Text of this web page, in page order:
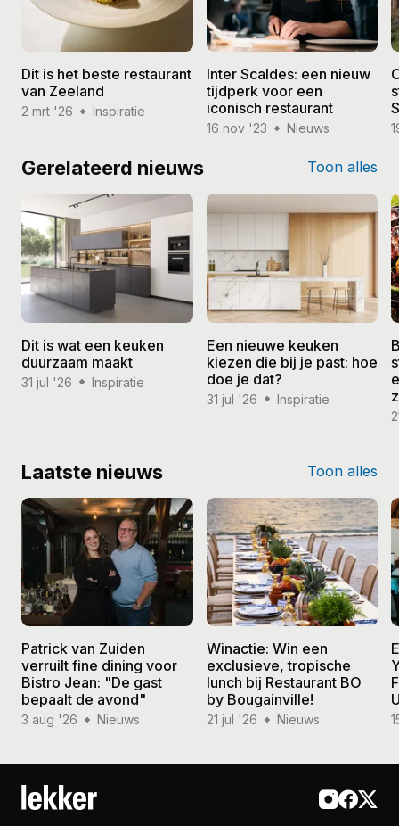
Dit is het beste restaurant
van Zeeland
2 mrt '26 Inspiratie
Inter Scaldes: een nieuw
tijdperk voor een
iconisch restaurant
16 nov '23 Nieuws
Gerelateerd nieuws Toon alles
Dit is wat een keuken
duurzaam maakt
31 jul '26 Inspiratie
Een nieuwe keuken
kiezen die bij je past: hoe
doe je dat?
31 jul '26 Inspiratie
Laatste nieuws Toon alles
Patrick van Zuiden
verruilt fine dining voor
Bistro Jean: "De gast
bepaalt de avond"
3 aug '26 Nieuws
Winactie: Win een
exclusieve, tropische
lunch bij Restaurant BO
by Bougainville!
21 jul '26 Nieuws